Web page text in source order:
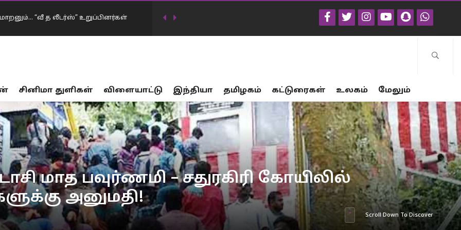
“வீ த லீடர்ஸ்” உறுப்பினர்கள்
பாலியல் வன்கொடுமை சம்பவங்கள்… சட்டம்
விவாதத்தில் இருந்து தப்பியோட
அமைச்சர் கிரண்…
முதலமைச்சர் விஜய் மவுனம்
சினிமா துளிகள் விளையாட்டு இந்தியா தமிழகம் கட்டுரைகள் உலகம் மேலும்
மாத பவுர்ணமி – சதுரகிரி கோயிலில்
அனுமதி!
Scroll Down To Discover